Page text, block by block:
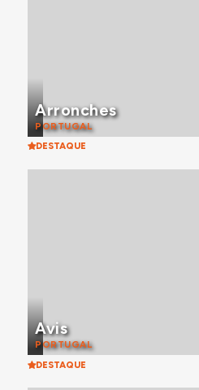
Arronches
PORTUGAL
DESTAQUE
Avis
PORTUGAL
DESTAQUE